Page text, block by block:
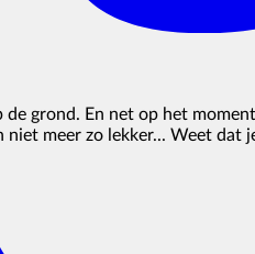
grond. En net op het
meer zo lekker... Weet dat